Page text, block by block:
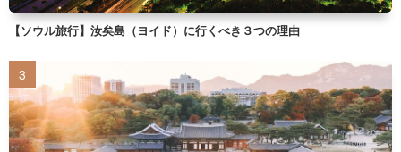
【ソウル旅行】汝矣島（ヨイド）に行くべき３つの理由